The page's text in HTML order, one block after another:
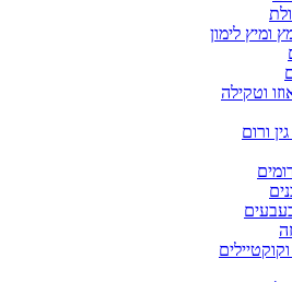
ומיץ לימון
וטקילה
ורום